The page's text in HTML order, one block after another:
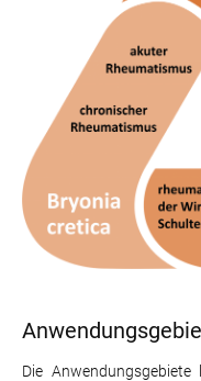
Die